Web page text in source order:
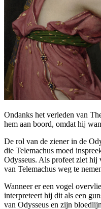
Ondanks het verleden van
hem aan boord, omdat hij
De rol van de ziener in de
die Telemachus moed
Odysseus. Als profeet ziet
van Telemachus weg te
Wanneer er een vogel
interpreteert hij dit als een
van Odysseus en zijn